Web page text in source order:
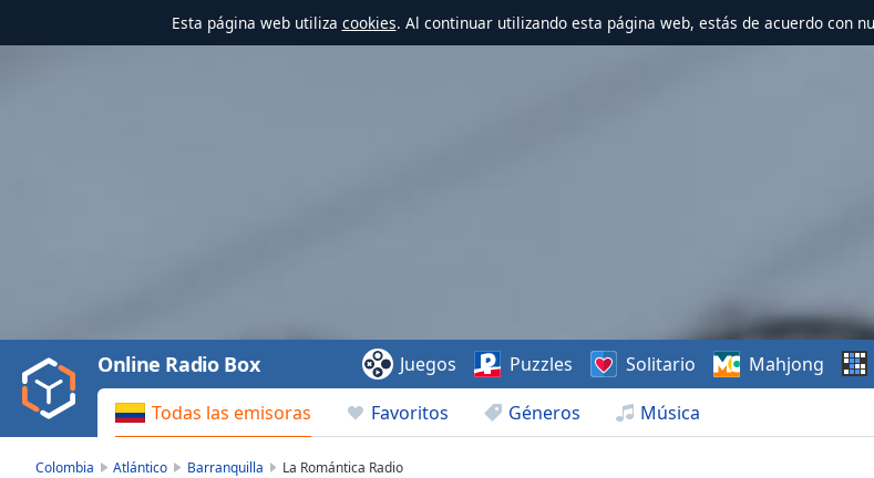
Esta página web utiliza cookies. Al continuar utilizando esta página web, estás de acuerdo con
Video
Play
Backward
Skip
Todas las emisoras Favoritos Géneros Música
Online Radio Box Juegos Puzzles Solitario Mahjong
Colombia Atlántico Barranquilla La Romántica Radio